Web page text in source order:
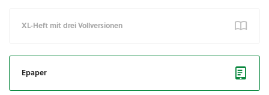
XL-Heft mit drei Vollversionen
Epaper